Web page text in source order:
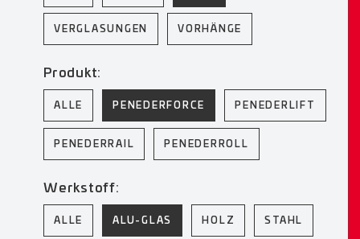
VERGLASUNGEN VORHÄNGE
Produkt:
ALLE PENEDERFORCE PENEDERLIFT
PENEDERRAIL PENEDERROLL
Werkstoff:
ALLE ALU-GLAS HOLZ STAHL